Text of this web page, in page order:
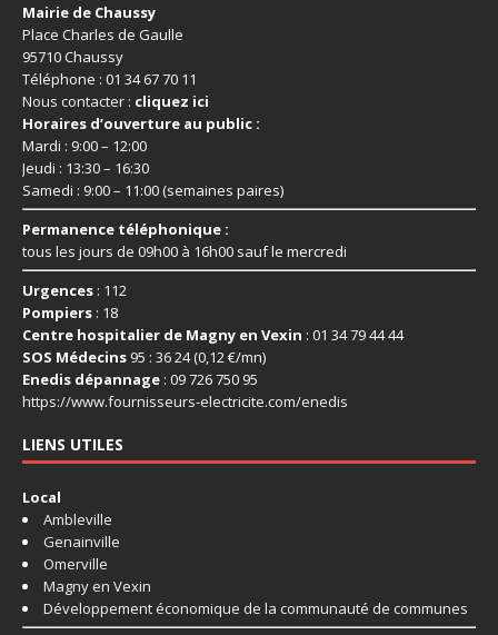
Mairie de Chaussy
Place Charles de Gaulle
95710 Chaussy
Téléphone : 01 34 67 70 11
Nous contacter : cliquez ici
Horaires d’ouverture au public :
Mardi : 9:00 – 12:00
Jeudi : 13:30 – 16:30
Samedi : 9:00 – 11:00 (semaines paires)
Permanence téléphonique :
tous les jours de 09h00 à 16h00 sauf le mercredi
Urgences : 112
Pompiers : 18
Centre hospitalier de Magny en Vexin : 01 34 79 44 44
SOS Médecins 95 : 36 24 (0,12 €/mn)
Enedis dépannage : 09 726 750 95
https://www.fournisseurs-electricite.com/enedis
LIENS UTILES
Local
Ambleville
Genainville
Omerville
Magny en Vexin
Développement économique de la communauté de communes